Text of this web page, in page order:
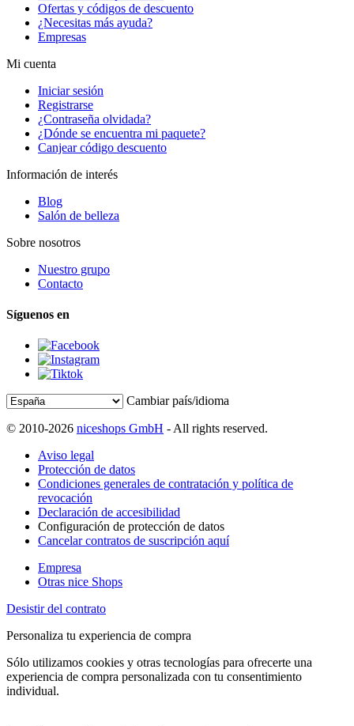
Ofertas y códigos de descuento
¿Necesitas más ayuda?
Empresas
Mi cuenta
Iniciar sesión
Registrarse
¿Contraseña olvidada?
¿Dónde se encuentra mi paquete?
Canjear código descuento
Información de interés
Blog
Salón de belleza
Sobre nosotros
Nuestro grupo
Contacto
Síguenos en
Cambiar país/idioma
© 2010-2026 niceshops GmbH - All rights reserved.
Aviso legal
Protección de datos
Condiciones generales de contratación y política de
revocación
Declaración de accesibilidad
Configuración de protección de datos
Cancelar contratos de suscripción aquí
Empresa
Otras nice Shops
Desistir del contrato
Personaliza tu experiencia de compra
Sólo utilizamos cookies y otras tecnologías para ofrecerte una
experiencia de compra personalizada con tu consentimiento
individual.